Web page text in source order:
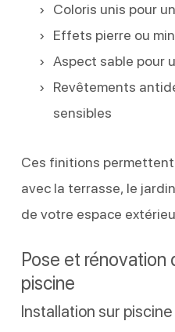
Coloris unis pour
Effets pierre ou
Aspect sable pour
Revêtements
sensibles
Ces finitions
avec la terrasse, le
de votre espace
Pose et rénovation
piscine
Installation sur